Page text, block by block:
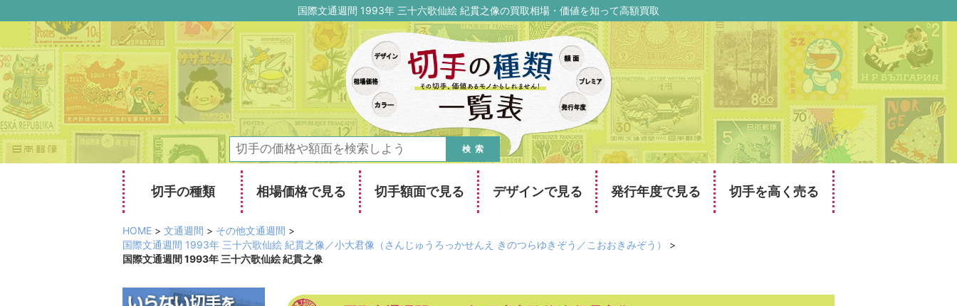
国際文通週間 1993年 三十六歌仙絵 紀貫之像の買取相場・価値を知って高額買取
検索
切手の種類 相場価格で見る 切手額面で見る デザインで見る 発行年度で見る 切手を高く売る
HOME > 文通週間 > その他文通週間 >
国際文通週間 1993年 三十六歌仙絵 紀貫之像／小大君像（さんじゅうろっかせんえ きのつらゆきぞう／こおおきみぞう）
>
国際文通週間 1993年 三十六歌仙絵 紀貫之像